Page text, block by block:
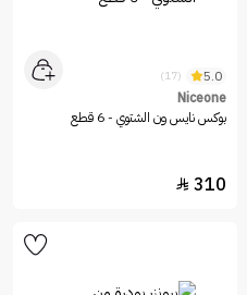
5.0
(17)
Niceone
بوكس نايس ون الشتوي - 6 قطع
310
